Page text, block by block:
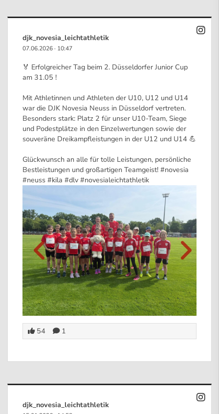
djk_novesia_leichtathletik
07.06.2026· 10:47
🏅 Erfolgreicher Tag beim 2. Düsseldorfer Junior Cup
am 31.05 !
Mit Athletinnen und Athleten der U10, U12 und U14
war die DJK Novesia Neuss in Düsseldorf vertreten.
Besonders stark: Platz 2 für unser U10-Team, Siege
und Podestplätze in den Einzelwertungen sowie der
souveräne Dreikampfleistungen in der U12 und U14 💪
Glückwunsch an alle für tolle Leistungen, persönliche
Bestleistungen und großartigen Teamgeist! #novesia
#neuss #kila #dlv #novesialeichtathletik
54 1
djk_novesia_leichtathletik